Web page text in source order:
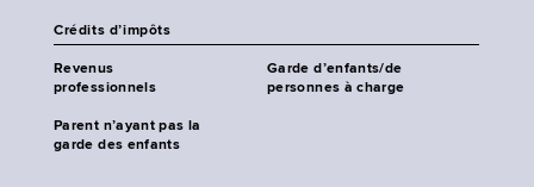
Crédits d’impôts
Revenus
professionnels
Garde d’enfants/de
personnes à charge
Parent n’ayant pas la
garde des enfants